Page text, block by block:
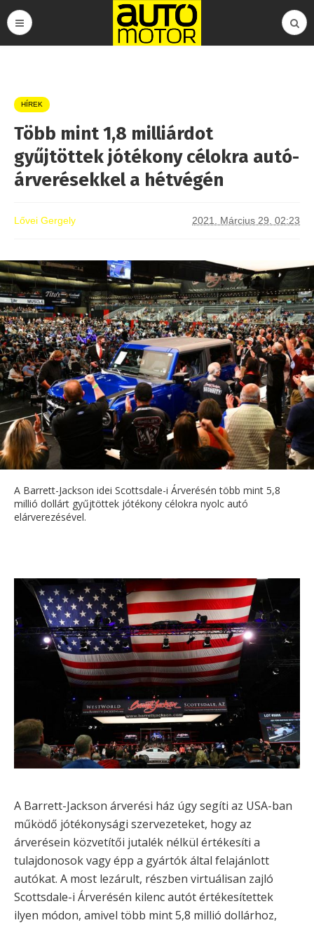
HÍREK
Több mint 1,8 milliárdot
gyűjtöttek jótékony célokra autó-
árverésekkel a hétvégén
Lővei Gergely 2021. Március 29. 02:23
A Barrett-Jackson idei Scottsdale-i Árverésén több mint 5,8
millió dollárt gyűjtöttek jótékony célokra nyolc autó
elárverezésével.
A Barrett-Jackson árverési ház úgy segíti az USA-ban
működő jótékonysági szervezeteket, hogy az
árverésein közvetítői jutalék nélkül értékesíti a
tulajdonosok vagy épp a gyártók által felajánlott
autókat. A most lezárult, részben virtuálisan zajló
Scottsdale-i Árverésén kilenc autót értékesítettek
ilyen módon, amivel több mint 5,8 millió dollárhoz,